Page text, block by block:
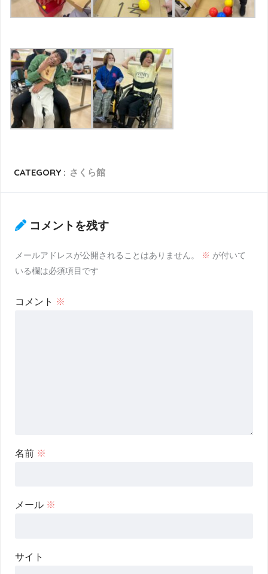
CATEGORY : さくら館
コメントを残す
メールアドレスが公開されることはありません。 ※ が付いて
いる欄は必須項目です
コメント ※
名前 ※
メール ※
サイト